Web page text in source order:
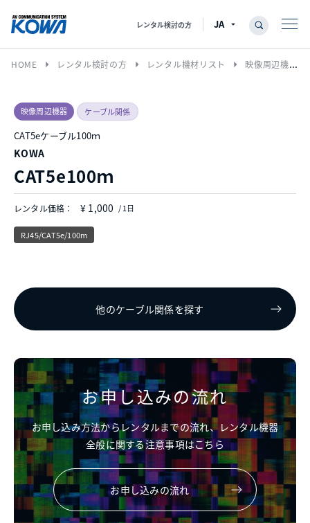
レンタル検討の方
HOME arrow_right レンタル検討の方 arrow_right レンタル機材リスト arrow_right 映像周辺機器
映像周辺機器 ケーブル関係
CAT5eケーブル100ｍ
KOWA
CAT5e100ｍ
レンタル価格： ¥ 1,000 / 1日
RJ45/CAT5e/100m
他のケーブル関係を探す
お申し込みの流れ
お申し込み方法からレンタルまでの流れ、レンタル機器
全般に関する注意事項はこちら
お申し込みの流れ